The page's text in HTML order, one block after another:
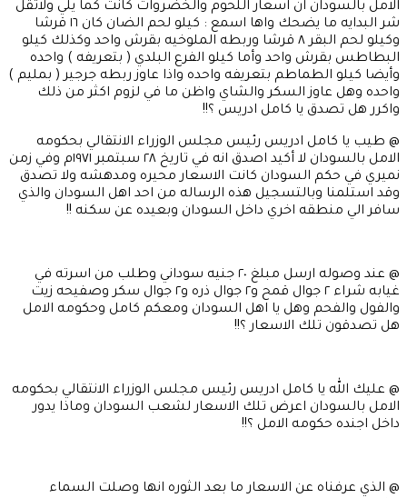
الامل بالسودان ان اسعار اللحوم والخضروات كانت كما يلي ولاتقل
شر البدايه ما يضحك واها اسمع : كيلو لحم الضان كان ١٦ قرشا
وكيلو لحم البقر ٨ قرشا وربطه الملوخيه بقرش واحد وكذلك كيلو
البطاطس بقرش واحد وأما كيلو الفرع البلدي ( بتعريفه ) واحده
وأيضا كيلو الطماطم بتعريفه واحده واذا عاوز ربطه جرجير ( بمليم )
واحده وهل عاوز السكر والشاي واظن ما في لزوم اكثر من ذلك
واكرر هل تصدق يا كامل ادريس ؟!!
@ طيب يا كامل ادريس رئيس مجلس الوزراء الانتقالي بحكومه
الامل بالسودان لا أكيد اصدق انه في تاريخ ٢٨ سبتمبر ١٩٧١م وفي زمن
نميري في حكم السودان كانت الاسعار محيره ومدهشه ولا تصدق
وقد استلمنا وبالتسجيل هذه الرساله من احد اهل السودان والذي
سافر الي منطقه اخري داخل السودان وبعيده عن سكنه !!
@ عند وصوله ارسل مبلغ ٢٠ جنيه سوداني وطلب من اسرته في
غيابه شراء ٢ جوال قمح و٢ جوال ذره و٢ جوال سكر وصفيحه زيت
والفول والفحم وهل يا اهل السودان ومعكم كامل وحكومه الامل
هل تصدقون تلك الاسعار ؟!!
@ عليك الله يا كامل ادريس رئيس مجلس الوزراء الانتقالي بحكومه
الامل بالسودان اعرض تلك الاسعار لشعب السودان وماذا يدور
داخل اجنده حكومه الامل ؟!!
@ الذي عرفناه عن الاسعار ما بعد الثوره انها وصلت السماء